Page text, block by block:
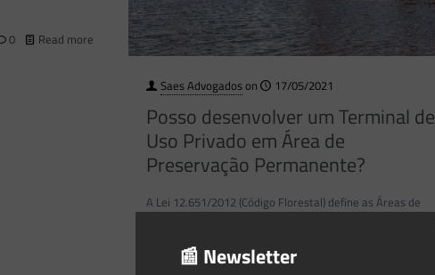
0 Read more
Saes Advogadoson 17/05/2021
Posso desenvolver um Terminal de
Uso Privado em Área de
Preservação Permanente?
A Lei 12.651/2012 (Código Florestal) define as Áreas de
coberta ou não por vegetação nativa, com a função
📰 Newsletter